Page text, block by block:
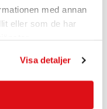
med annan
eller som de har
Visa detaljer
JL1040